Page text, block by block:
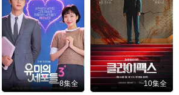
8集全 10集全